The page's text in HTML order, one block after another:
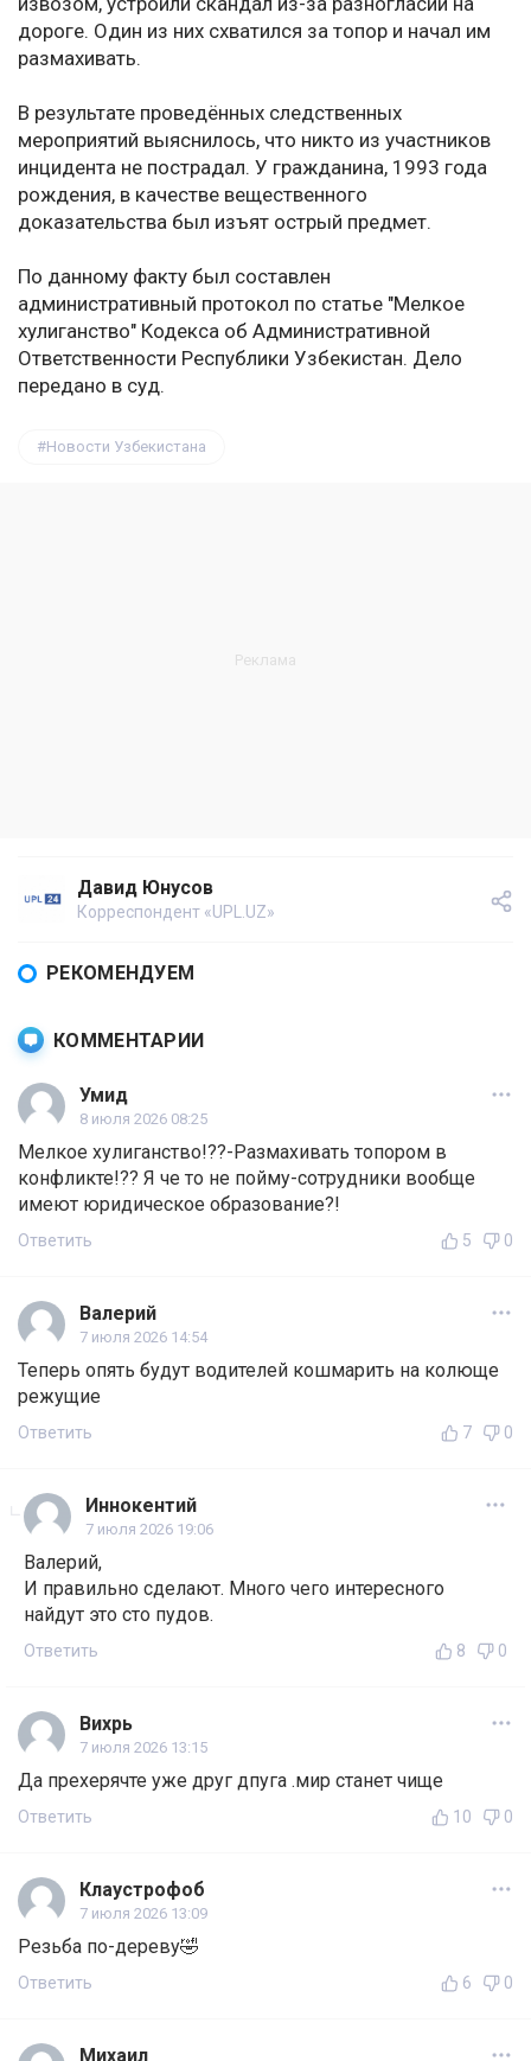
дороге. Один из них схватился за топор и начал им
размахивать.
В результате проведённых следственных
мероприятий выяснилось, что никто из участников
инцидента не пострадал. У гражданина, 1993 года
рождения, в качестве вещественного
доказательства был изъят острый предмет.
По данному факту был составлен
административный протокол по статье "Мелкое
хулиганство" Кодекса об Административной
Ответственности Республики Узбекистан. Дело
передано в суд.
Новости Узбекистана
Давид Юнусов
Корреспондент «UPL.UZ»
РЕКОМЕНДУЕМ
КОММЕНТАРИИ
Умид
8 июля 2026 08:25
Мелкое хулиганство!??-Размахивать топором в
конфликте!?? Я че то не пойму-сотрудники вообще
имеют юридическое образование?!
Ответить 5 0
Валерий
7 июля 2026 14:54
Теперь опять будут водителей кошмарить на колюще
режущие
Ответить 7 0
Иннокентий
7 июля 2026 19:06
Валерий,
И правильно сделают. Много чего интересного
найдут это сто пудов.
Ответить 8 0
Вихрь
7 июля 2026 13:15
Да прехерячте уже друг дпуга .мир станет чище
Ответить 10 0
Клаустрофоб
7 июля 2026 13:09
Резьба по-дереву🤣
Ответить 6 0
Михаил